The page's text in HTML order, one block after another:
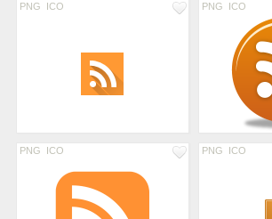
PNG ICO PNG ICO
PNG ICO PNG ICO